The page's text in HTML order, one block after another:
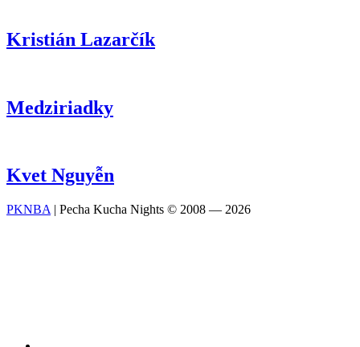
Kristián Lazarčík
Medziriadky
Kvet Nguyễn
PKNBA | Pecha Kucha Nights © 2008 — 2026